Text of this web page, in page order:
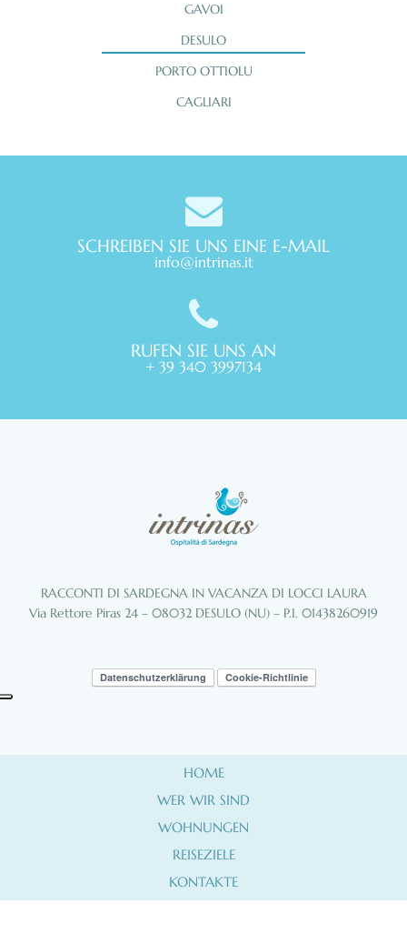
GAVOI
DESULO
PORTO OTTIOLU
CAGLIARI
SCHREIBEN SIE UNS EINE E-MAIL
info@intrinas.it
RUFEN SIE UNS AN
+ 39 340 3997134
RACCONTI DI SARDEGNA IN VACANZA DI LOCCI LAURA
Via Rettore Piras 24 – 08032 DESULO (NU) – P.I. 01438260919
Datenschutzerklärung Cookie-Richtlinie
HOME
WER WIR SIND
WOHNUNGEN
REISEZIELE
KONTAKTE